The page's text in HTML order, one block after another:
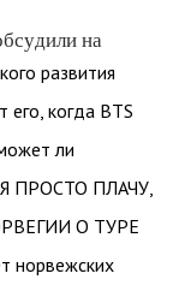
на
развития
когда BTS
ли
Я ПРОСТО ПЛАЧУ,
О ТУРЕ
норвежских